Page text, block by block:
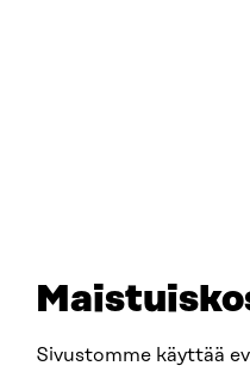
Sivustomme käyttää